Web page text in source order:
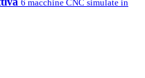
6 macchine CNC simulate in